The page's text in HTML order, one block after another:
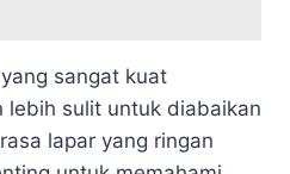
sangat kuat
lebih sulit untuk diabaikan
lapar yang ringan